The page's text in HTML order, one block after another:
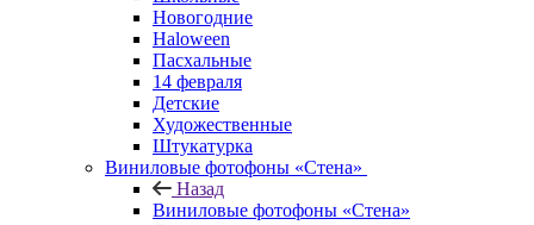
Новогодние
Haloween
Пасхальные
14 февраля
Детские
Художественные
Штукатурка
Виниловые фотофоны «Стена»
Назад
Виниловые фотофоны «Стена»